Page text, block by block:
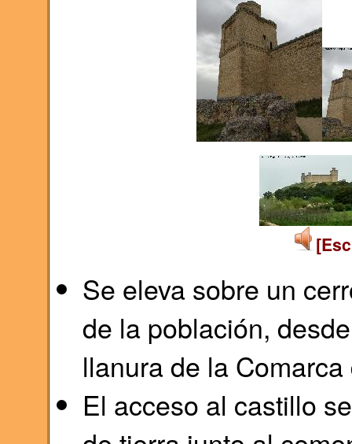
Se eleva sobre un
de la población,
llanura de la
El acceso al castillo